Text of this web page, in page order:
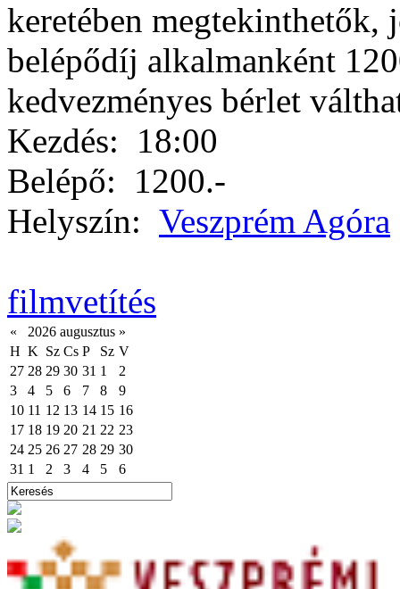
keretében megtekinthetők,
belépődíj alkalmanként
kedvezményes bérlet
Kezdés: 18:00
Belépő: 1200.-
Helyszín: Veszprém Agóra
filmvetítés
« 2026 augusztus »
H K Sz Cs P Sz V
27 28 29 30 31 1
2
3
4 5 6 7 8
9
10 11 12 13 14 15 16
17 18 19 20 21 22 23
24 25 26 27 28 29 30
31 1 2 3 4 5 6